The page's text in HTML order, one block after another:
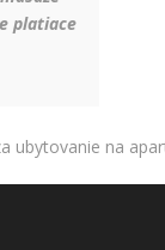
platiace
ubytovanie na